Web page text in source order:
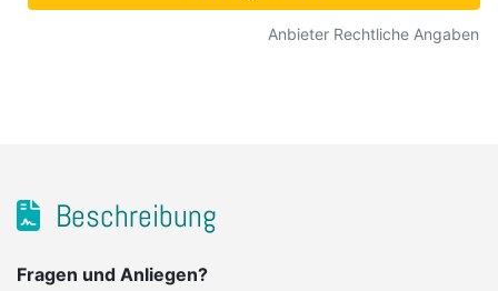
Anbieter Rechtliche Angaben
Beschreibung
Fragen und Anliegen?